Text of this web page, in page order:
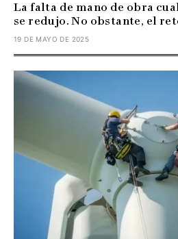
La falta de mano de obra
se redujo. No obstante, el
19 DE MAYO DE 2025